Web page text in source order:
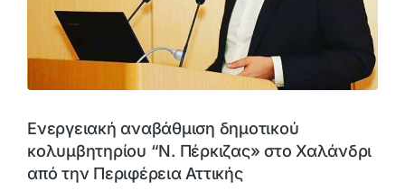
Ενεργειακή αναβάθμιση δημοτικού
κολυμβητηρίου “Ν. Πέρκιζας» στο Χαλάνδρι
από την Περιφέρεια Αττικής